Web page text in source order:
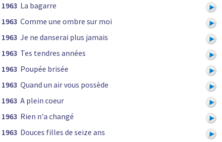
1963 La bagarre
1963 Comme une ombre sur moi
1963 Je ne danserai plus jamais
1963 Tes tendres années
1963 Poupée brisée
1963 Quand un air vous possède
1963 A plein coeur
1963 Rien n'a changé
1963 Douces filles de seize ans